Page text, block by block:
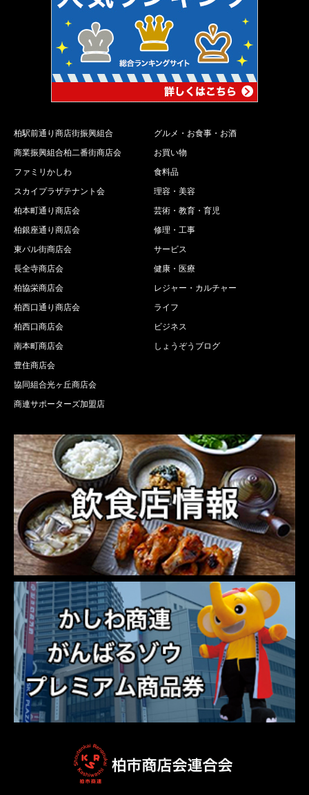
柏駅前通り商店街振興組合
商業振興組合柏二番街商店会
ファミリかしわ
スカイプラザテナント会
柏本町通り商店会
柏銀座通り商店会
東パル街商店会
長全寺商店会
柏協栄商店会
柏西口通り商店会
柏西口商店会
南本町商店会
豊住商店会
協同組合光ヶ丘商店会
商連サポーターズ加盟店
グルメ・お食事・お酒
お買い物
食料品
理容・美容
芸術・教育・育児
修理・工事
サービス
健康・医療
レジャー・カルチャー
ライフ
ビジネス
しょうぞうブログ